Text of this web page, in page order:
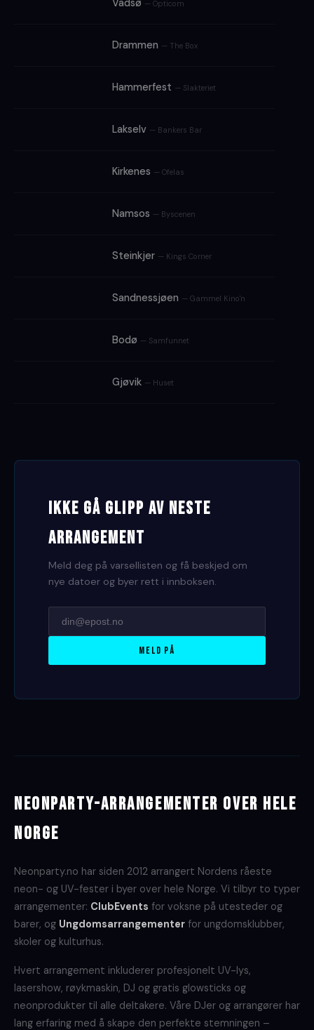
Vadsø — Opticom
Drammen — The Box
Hammerfest — Slakteriet
Lakselv — Bankers Bar
Kirkenes — Ofelas
Namsos — Byscenen
Steinkjer — Kings Corner
Sandnessjøen — Gammel Kino'n
Bodø — Samfunnet
Gjøvik — Huset
Ikke gå glipp av neste
arrangement
Meld deg på varsellisten og få beskjed om
nye datoer og byer rett i innboksen.
Meld på
Neonparty-arrangementer over hele
Norge
Neonparty.no har siden 2012 arrangert Nordens råeste
neon- og UV-fester i byer over hele Norge. Vi tilbyr to typer
arrangementer: ClubEvents for voksne på utesteder og
barer, og Ungdomsarrangementer for ungdomsklubber,
skoler og kulturhus.
Hvert arrangement inkluderer profesjonelt UV-lys,
lasershow, røykmaskin, DJ og gratis glowsticks og
neonprodukter til alle deltakere. Våre DJer og arrangører har
lang erfaring med å skape den perfekte stemningen –